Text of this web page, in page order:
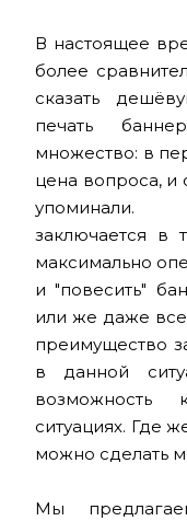
В настоящее
более
сказать
печать
множество: в
цена вопроса,
упоминали.
заключается в
максимально
и "повесить"
или же даже
преимущество
в данной
возможность
ситуациях. Где
можно сделать
Мы